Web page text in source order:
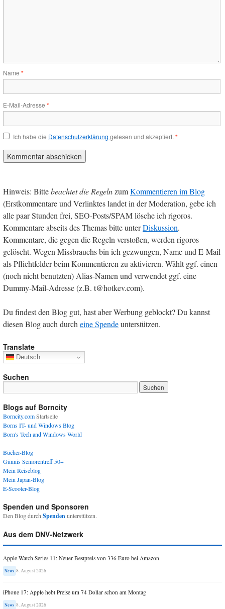
Name *
E-Mail-Adresse *
Ich habe die Datenschutzerklärung gelesen und akzeptiert. *
Hinweis: Bittebeachtet die RegelnzumKommentieren im Blog
(Erstkommentare und Verlinktes landet in der Moderation, gebe ich
alle paar Stunden frei, SEO-Posts/SPAM lösche ich rigoros.
Kommentare abseits des Themas bitte unterDiskussion.
Kommentare, die gegen die Regeln verstoßen, werden rigoros
gelöscht. Wegen Missbrauchs bin ich gezwungen, Name und E-Mail
als Pflichtfelder beim Kommentieren zu aktivieren. Wählt ggf. einen
(noch nicht benutzten) Alias-Namen und verwendet ggf. eine
Dummy-Mail-Adresse (z.B. t@hotkev.com).
Du findest den Blog gut, hast aber Werbung geblockt? Du kannst
diesen Blog auch durcheine Spendeunterstützen.
Translate
Deutsch
Suchen
Blogs auf Borncity
Borncity.comStartseite
Borns IT- und Windows Blog
Born's Tech and Windows World
Bücher-Blog
Günnis Seniorentreff 50+
Mein Reiseblog
Mein Japan-Blog
E-Scooter-Blog
Spenden und Sponsoren
Den Blog durchSpendenunterstützen.
Aus dem DNV-Netzwerk
Apple Watch Series 11: Neuer Bestpreis von 336 Euro bei Amazon
News 8. August 2026
iPhone 17: Apple hebt Preise um 74 Dollar schon am Montag
News 8. August 2026